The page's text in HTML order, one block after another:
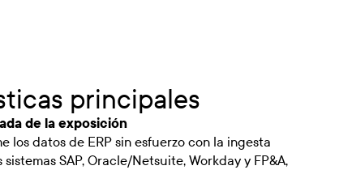
principales
de la exposición
los datos de ERP sin esfuerzo con la ingesta
SAP, Oracle/Netsuite, Workday y FP&A,